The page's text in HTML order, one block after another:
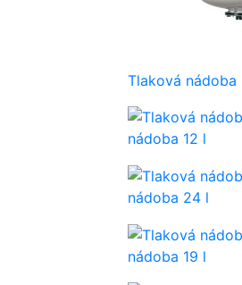
Tlaková nádoba
nádoba 12 l
nádoba 24 l
nádoba 19 l